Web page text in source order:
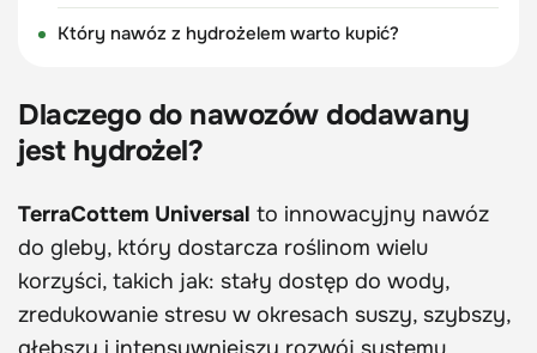
Który nawóz z hydrożelem warto kupić?
Dlaczego do nawozów dodawany
jest hydrożel?
TerraCottem Universal to innowacyjny nawóz
do gleby, który dostarcza roślinom wielu
korzyści, takich jak: stały dostęp do wody,
zredukowanie stresu w okresach suszy, szybszy,